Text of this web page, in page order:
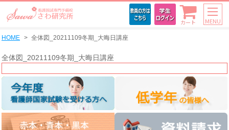
カート MENU
HOME 全体図_20211109冬期_大晦日講座
全体図_20211109冬期_大晦日講座